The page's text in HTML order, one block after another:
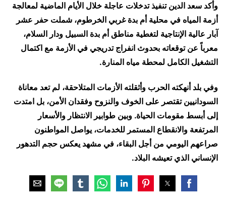
وأكد سعد الدين تنفيذ تدخلات عاجلة خلال الأيام الماضية لمعالجة
أزمة المياه في محلية أم بدة غربي الخرطوم، شملت حفر عشر
آبار عالية الإنتاجية لتغطية مناطق أم بدة السبيل ودار السلام،
معرباً عن توقعاته بحدوث انفراج تدريجي في الأزمة مع اكتمال
التشغيل الكامل لمحطة مياه المنارة.
وفي بلد أنهكته الحرب وأثقلته الأزمات المتلاحقة، لم تعد معاناة
السودانيين تقتصر على الخوف والنزوح وفقدان الأمن، بل امتدت
إلى أبسط مقومات الحياة. وبين طوابير الانتظار والأسعار
المرتفعة والانقطاع المستمر للخدمات، يواصل المواطنون
صراعهم اليومي من أجل البقاء، في مشهد يعكس حجم التدهور
الإنساني الذي تعيشه البلاد.